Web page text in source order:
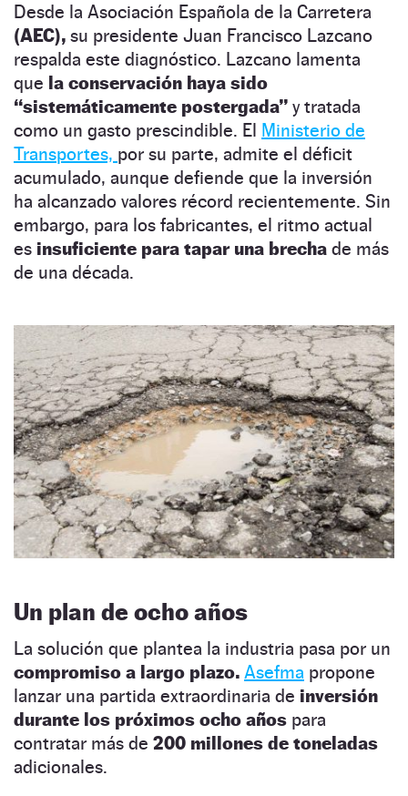
Desde la Asociación Española de la Carretera
(AEC), su presidente Juan Francisco Lazcano
respalda este diagnóstico. Lazcano lamenta
que la conservación haya sido
“sistemáticamente postergada” y tratada
como un gasto prescindible. El Ministerio de
Transportes, por su parte, admite el déficit
acumulado, aunque defiende que la inversión
ha alcanzado valores récord recientemente. Sin
embargo, para los fabricantes, el ritmo actual
es insuficiente para tapar una brecha de más
de una década.
Un plan de ocho años
La solución que plantea la industria pasa por un
compromiso a largo plazo. Asefma propone
lanzar una partida extraordinaria de inversión
durante los próximos ocho años para
contratar más de 200 millones de toneladas
adicionales.